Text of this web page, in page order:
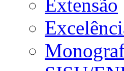
Extensão